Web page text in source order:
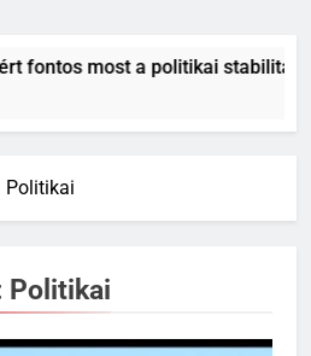
most a politikai stabilitás?
Politikai
Politikai